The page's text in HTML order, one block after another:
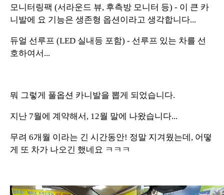
모니터링팩 (서라운드 뷰, 후측방 모니터 등) - 이 큰 카
니발에 요 기능은 생존형 옵션이라고 생각합니다...
듀얼 선루프 (LED 실내등 포함) - 선루프 있는 차를 선
호하여서...
뭐 그렇게 풀옵션 카니발을 뽑게 되었습니다.
지난 7월에 계약해서, 12월 말에 나왔습니다...
무려 6개월 이라는 긴 시간동안! 정말 지겨웠는데, 어떻
게 또 차가 나오긴 했네요 ㅋㅋㅋ